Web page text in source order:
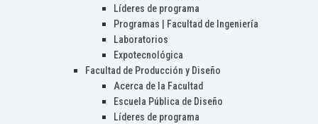
Líderes de programa
Programas | Facultad de Ingeniería
Laboratorios
Expotecnológica
Facultad de Producción y Diseño
Acerca de la Facultad
Escuela Pública de Diseño
Líderes de programa